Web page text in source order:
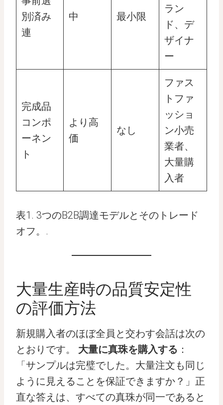
別済み
連
中 最小限
ラン
ド、デ
ザイナ
ー
完成品
コンポ
ーネン
ト
より高
価
なし
ファス
トファ
ッショ
ン小売
業者、
大量購
入者
表1. 3つのB2B調達モデルとそのトレード
オフ。.
大量生産時の品質安定性
の評価方法
新規購入者のほぼ全員と交わす会話は次の
とおりです。 大量に真珠を購入する ：
「サンプルは完璧でした。大量注文も同じ
ように見えることを保証できますか？」正
直な答えは、すべての真珠が同一であると